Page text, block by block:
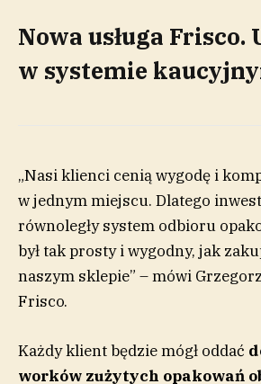
Nowa usługa Frisco.
w systemie
„Nasi klienci cenią wygodę i
w jednym miejscu. Dlatego
równoległy system odbioru
był tak prosty i wygodny, jak
naszym sklepie” – mówi
Frisco.
Każdy klient będzie mógł oddać
worków zużytych opakowań